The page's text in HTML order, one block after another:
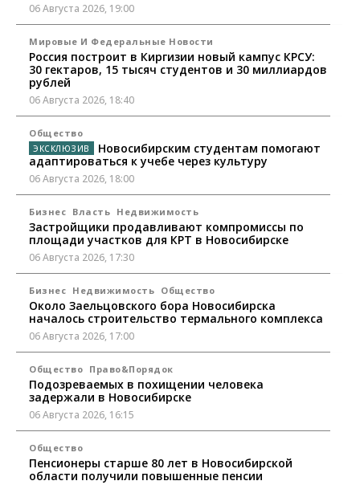
06 Августа 2026, 19:00
Мировые И Федеральные Новости
Россия построит в Киргизии новый кампус КРСУ:
30 гектаров, 15 тысяч студентов и 30 миллиардов
рублей
06 Августа 2026, 18:40
Общество
Новосибирским студентам помогают
адаптироваться к учебе через культуру
06 Августа 2026, 18:00
Бизнес Власть Недвижимость
Застройщики продавливают компромиссы по
площади участков для КРТ в Новосибирске
06 Августа 2026, 17:30
Бизнес Недвижимость Общество
Около Заельцовского бора Новосибирска
началось строительство термального комплекса
06 Августа 2026, 17:00
Общество Право&Порядок
Подозреваемых в похищении человека
задержали в Новосибирске
06 Августа 2026, 16:15
Общество
Пенсионеры старше 80 лет в Новосибирской
области получили повышенные пенсии